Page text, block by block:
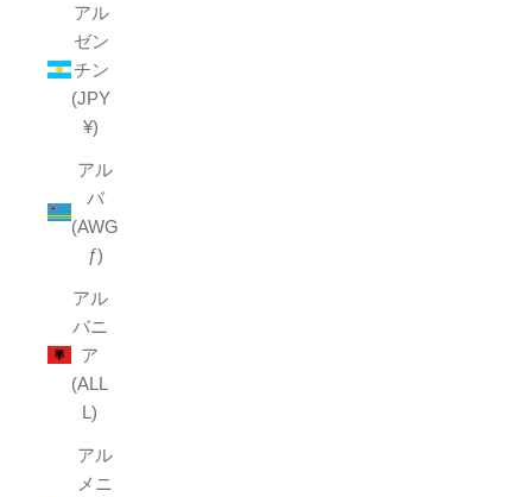
アル
ゼン
チン
(JPY
¥)
アル
バ
(AWG
ƒ)
アル
バニ
ア
(ALL
L)
アル
メニ